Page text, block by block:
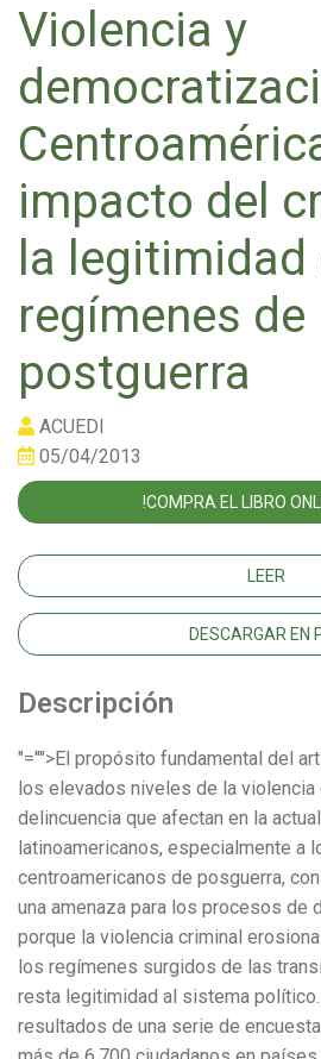
Violencia y
impacto del
la legitimidad
regímenes de
postguerra
ACUEDI
05/04/2013
!COMPRA EL LIBRO
LEER
DESCARGAR EN
Descripción
"="">El propósito fundamental del
los elevados niveles de la violencia
delincuencia que afectan en la
latinoamericanos, especialmente a
centroamericanos de posguerra,
una amenaza para los procesos de
porque la violencia criminal
los regímenes surgidos de las
resta legitimidad al sistema
resultados de una serie de